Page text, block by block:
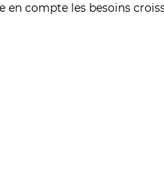
compte les besoins